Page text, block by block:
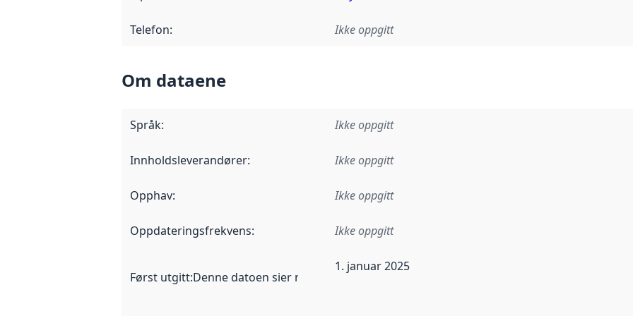
Telefon: Ikke oppgitt
Om dataene
Språk: Ikke oppgitt
Innholdsleverandører: Ikke oppgitt
Opphav: Ikke oppgitt
Oppdateringsfrekvens: Ikke oppgitt
Først utgitt:Denne datoen sier når dataene i dette datasettet første gang ble utgitt. Det kan
1. januar 2025